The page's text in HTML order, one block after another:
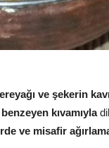
ve şekerin
kıvamıyla
ve misafir